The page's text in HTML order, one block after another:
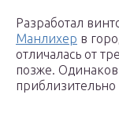
Разработал
Манлихер в
отличалась от
позже.